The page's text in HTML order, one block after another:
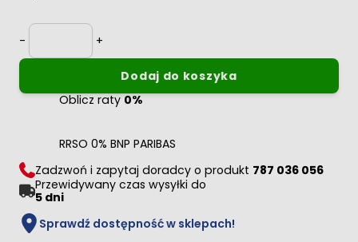
-
Ilość
+
Dodaj do koszyka
Oblicz raty0%
RRSO 0% BNP PARIBAS
Zadzwoń i zapytaj doradcy o produkt 787 036 056
Przewidywany czas wysyłki do
5 dni
Sprawdź dostępność w sklepach!